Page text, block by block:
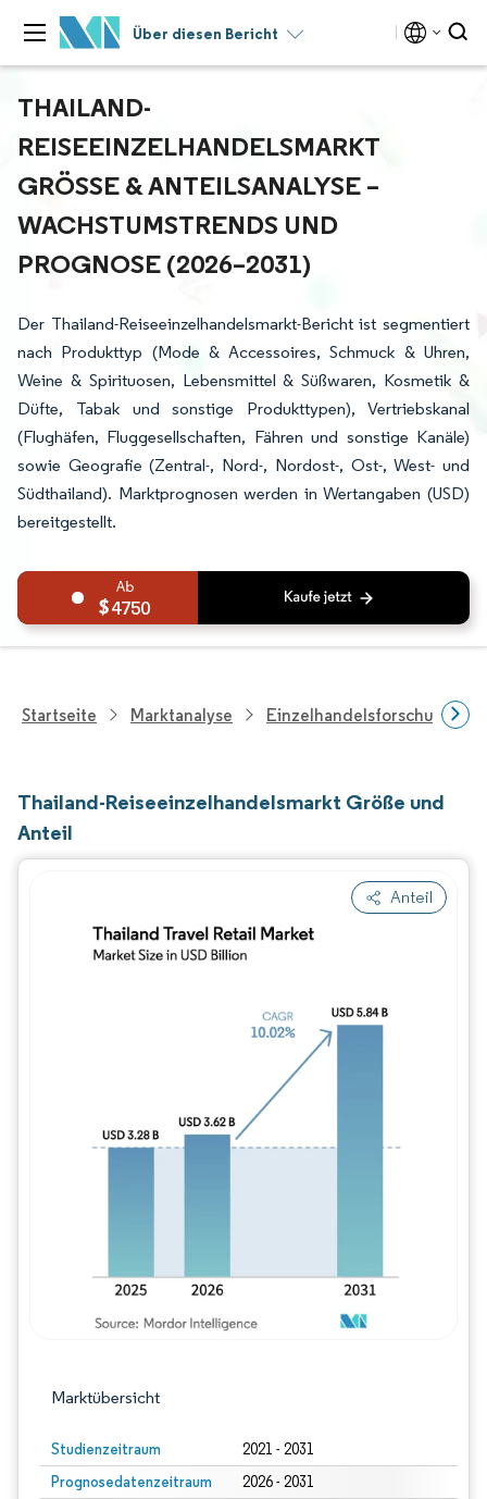
Über diesen Bericht
THAILAND-
REISEEINZELHANDELSMARKT
GRÖSSE & ANTEILSANALYSE – W
ACHSTUMSTRENDS UND P
ROGNOSE (2026–2031)
Der Thailand-Reiseeinzelhandelsmarkt-Bericht ist segmentiert
nach Produkttyp (Mode & Accessoires, Schmuck & Uhren,
Weine & Spirituosen, Lebensmittel & Süßwaren, Kosmetik &
Düfte, Tabak und sonstige Produkttypen), Vertriebskanal
(Flughäfen, Fluggesellschaften, Fähren und sonstige Kanäle)
sowie Geografie (Zentral-, Nord-, Nordost-, Ost-, West- und
Südthailand). Marktprognosen werden in Wertangaben (USD)
bereitgestellt.
4750
Startseite Marktanalyse Einzelhandelsforschung
Thailand-Reiseeinzelhandelsmarkt Größe und
Anteil
Anteil
Marktübersicht
Studienzeitraum 2021 - 2031
Prognosedatenzeitraum 2026 - 2031